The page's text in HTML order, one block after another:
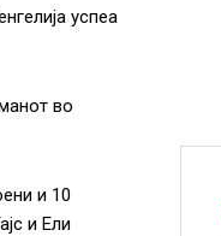
успеа
во
и 10
и Ели